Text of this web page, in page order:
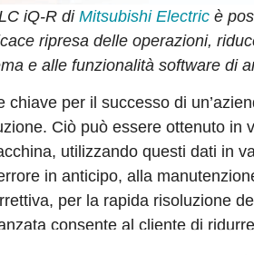
iQ-R di Mitsubishi Electric è
ripresa delle operazioni,
e alle funzionalità software di
per il successo di
Ciò può essere ottenuto in
utilizzando questi dati in
in anticipo, alla
per la rapida risoluzione
consente al cliente di
ottimale, con